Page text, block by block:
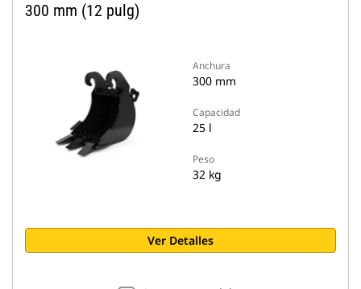
300 mm (12 pulg)
Anchura
300 mm
Capacidad
25 l
Peso
32 kg
Ver Detalles